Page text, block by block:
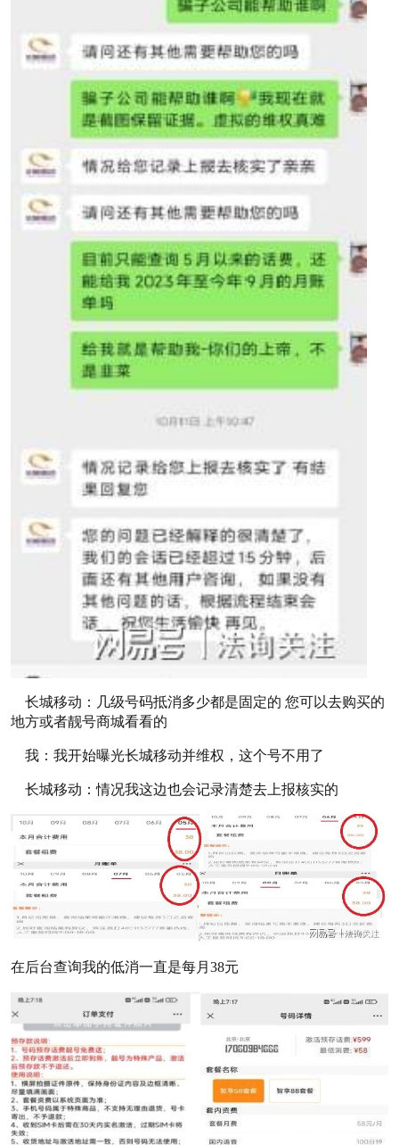
长城移动：几级号码抵消多少都是固定的 您可以去购买的
地方或者靓号商城看看的
我：我开始曝光长城移动并维权，这个号不用了
长城移动：情况我这边也会记录清楚去上报核实的
在后台查询我的低消一直是每月38元